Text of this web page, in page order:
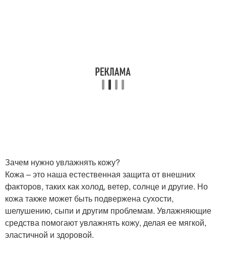
Зачем нужно увлажнять кожу?
Кожа – это наша естественная защита от внешних
факторов, таких как холод, ветер, солнце и другие. Но
кожа также может быть подвержена сухости,
шелушению, сыпи и другим проблемам. Увлажняющие
средства помогают увлажнять кожу, делая ее мягкой,
эластичной и здоровой.